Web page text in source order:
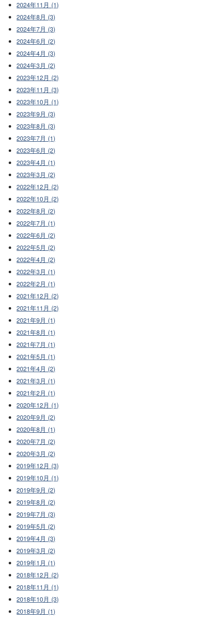
2024年11月 (1)
2024年8月 (3)
2024年7月 (3)
2024年6月 (2)
2024年4月 (3)
2024年3月 (2)
2023年12月 (2)
2023年11月 (3)
2023年10月 (1)
2023年9月 (3)
2023年8月 (3)
2023年7月 (1)
2023年6月 (2)
2023年4月 (1)
2023年3月 (2)
2022年12月 (2)
2022年10月 (2)
2022年8月 (2)
2022年7月 (1)
2022年6月 (2)
2022年5月 (2)
2022年4月 (2)
2022年3月 (1)
2022年2月 (1)
2021年12月 (2)
2021年11月 (2)
2021年9月 (1)
2021年8月 (1)
2021年7月 (1)
2021年5月 (1)
2021年4月 (2)
2021年3月 (1)
2021年2月 (1)
2020年12月 (1)
2020年9月 (2)
2020年8月 (1)
2020年7月 (2)
2020年3月 (2)
2019年12月 (3)
2019年10月 (1)
2019年9月 (2)
2019年8月 (2)
2019年7月 (3)
2019年5月 (2)
2019年4月 (3)
2019年3月 (2)
2019年1月 (1)
2018年12月 (2)
2018年11月 (1)
2018年10月 (3)
2018年9月 (1)